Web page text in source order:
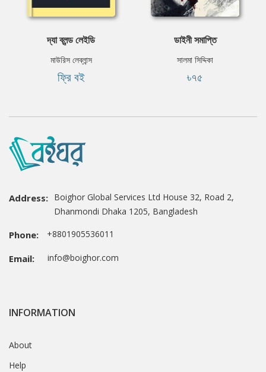
দ্যা ব্লন্ড লেইডি
মাউরিস লেব্লান্স
ফ্রি বই
ডাইনী সমাপ্তি
সালমা সিদ্দিকা
৳৭৫
Address: Boighor Global Services Ltd House 32, Road 2,
Dhanmondi Dhaka 1205, Bangladesh
Phone: +8801905536011
Email: info@boighor.com
INFORMATION
About
Help